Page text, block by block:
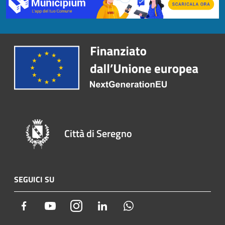
Città di Seregno
SEGUICI SU
Facebook YoutubeInstagram LinkedIn